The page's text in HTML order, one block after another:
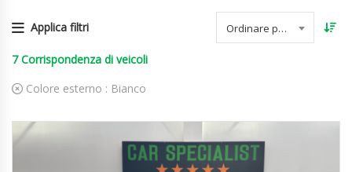
Applica filtri Ordinare per data
7 Corrispondenza di veicoli
Colore esterno : Bianco